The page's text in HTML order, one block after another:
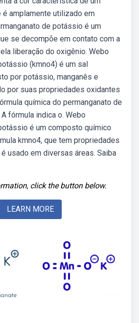
é amplamente utilizado em
de potássio é um
se decompõe em contato com a
liberação do oxigênio. Webo
(kmno4) é um sal
por potássio, manganês e
por suas propriedades oxidantes
química do permanganato de
fórmula indica o. Webo
é um composto químico
kmno4, que tem propriedades
usado em diversas áreas. Saiba
click the button below.
LEARN MORE